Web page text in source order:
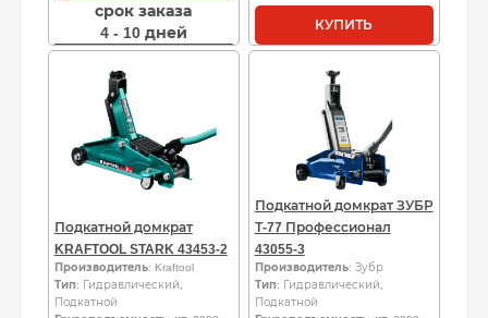
срок заказа
4 - 10 дней
КУПИТЬ
Подкатной домкрат
KRAFTOOL STARK 43453-2
Производитель: Kraftool
Тип: Гидравлический,
Подкатной
Подкатной домкрат ЗУБР
Т-77 Профессионал
43055-3
Производитель: Зубр
Тип: Гидравлический,
Подкатной